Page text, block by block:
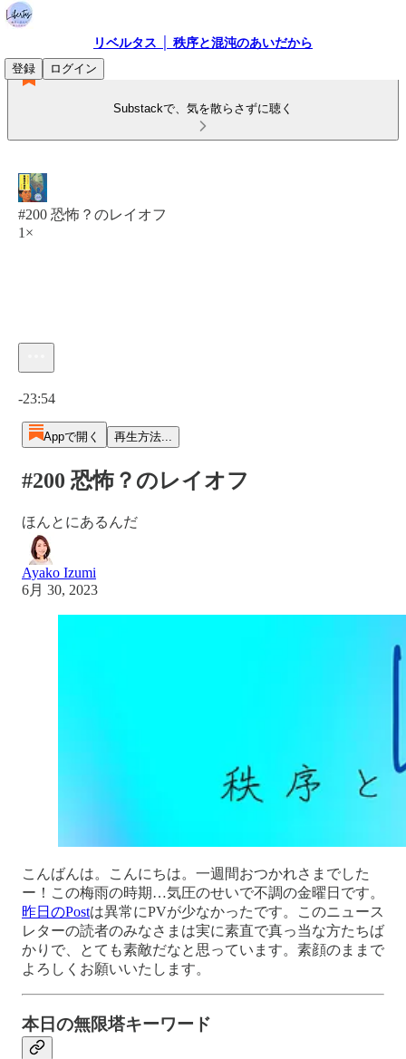
リベルタス │ 秩序と混沌のあいだから
登録
ログイン
Substackで、気を散らさずに聴く
#200 恐怖？のレイオフ
1×
-23:54
Appで開く 再生方法...
#200 恐怖？のレイオフ
ほんとにあるんだ
Ayako Izumi
6月 30, 2023
こんばんは。こんにちは。一週間おつかれさまでした
ー！この梅雨の時期…気圧のせいで不調の金曜日です。
昨日のPostは異常にPVが少なかったです。このニュース
レターの読者のみなさまは実に素直で真っ当な方たちば
かりで、とても素敵だなと思っています。素顔のままで
よろしくお願いいたします。
本日の無限塔キーワード